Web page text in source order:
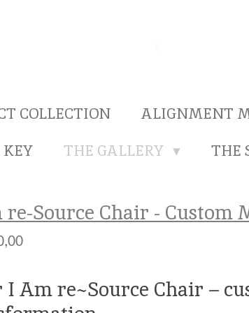
COLLECTION ALIGNMENT
THE GALLERY THE
Source Chair - Custom
I Am re~Source Chair –